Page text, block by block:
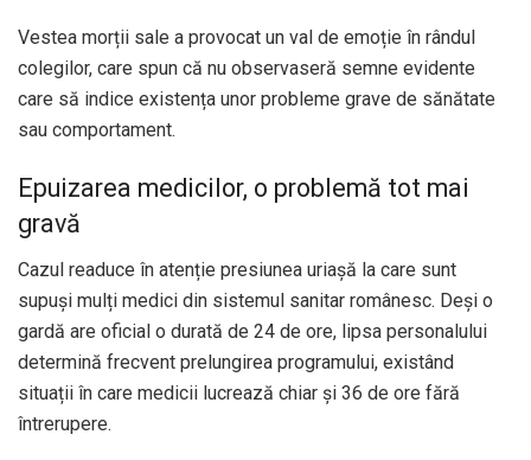
Vestea morții sale a provocat un val de emoție în rândul
colegilor, care spun că nu observaseră semne evidente
care să indice existența unor probleme grave de sănătate
sau comportament.
Epuizarea medicilor, o problemă tot mai
gravă
Cazul readuce în atenție presiunea uriașă la care sunt
supuși mulți medici din sistemul sanitar românesc. Deși o
gardă are oficial o durată de 24 de ore, lipsa personalului
determină frecvent prelungirea programului, existând
situații în care medicii lucrează chiar și 36 de ore fără
întrerupere.